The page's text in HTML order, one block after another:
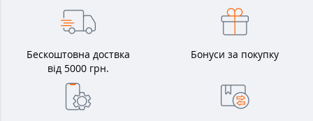
Бескоштовна доствка
від 5000 грн.
Бонуси за покупку